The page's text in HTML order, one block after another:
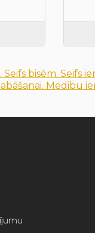
Seifs bisēm. Seifs
Medibu